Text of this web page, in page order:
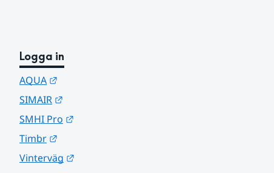
Logga in
AQUA
SIMAIR
SMHI Pro
Timbr
Vinterväg